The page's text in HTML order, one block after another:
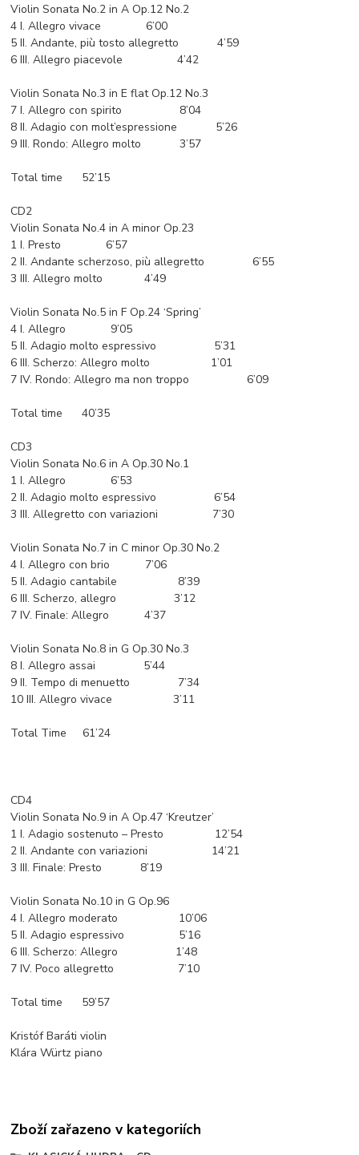
Violin Sonata No.2 in A Op.12 No.2
4 I. Allegro vivace 6’00
5 II. Andante, più tosto allegretto 4’59
6 III. Allegro piacevole 4’42
Violin Sonata No.3 in E flat Op.12 No.3
7 I. Allegro con spirito 8’04
8 II. Adagio con molt’espressione 5’26
9 III. Rondo: Allegro molto 3’57
Total time 52’15
CD2
Violin Sonata No.4 in A minor Op.23
1 I. Presto 6’57
2 II. Andante scherzoso, più allegretto 6’55
3 III. Allegro molto 4’49
Violin Sonata No.5 in F Op.24 ‘Spring’
4 I. Allegro 9’05
5 II. Adagio molto espressivo 5’31
6 III. Scherzo: Allegro molto 1’01
7 IV. Rondo: Allegro ma non troppo 6’09
Total time 40’35
CD3
Violin Sonata No.6 in A Op.30 No.1
1 I. Allegro 6’53
2 II. Adagio molto espressivo 6’54
3 III. Allegretto con variazioni 7’30
Violin Sonata No.7 in C minor Op.30 No.2
4 I. Allegro con brio 7’06
5 II. Adagio cantabile 8’39
6 III. Scherzo, allegro 3’12
7 IV. Finale: Allegro 4’37
Violin Sonata No.8 in G Op.30 No.3
8 I. Allegro assai 5’44
9 II. Tempo di menuetto 7’34
10 III. Allegro vivace 3’11
Total Time 61’24
CD4
Violin Sonata No.9 in A Op.47 ‘Kreutzer’
1 I. Adagio sostenuto – Presto 12’54
2 II. Andante con variazioni 14’21
3 III. Finale: Presto 8’19
Violin Sonata No.10 in G Op.96
4 I. Allegro moderato 10’06
5 II. Adagio espressivo 5’16
6 III. Scherzo: Allegro 1’48
7 IV. Poco allegretto 7’10
Total time 59’57
Kristóf Baráti violin
Klára Würtz piano
Zboží zařazeno v kategoriích